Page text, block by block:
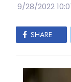
9/28/2022
SHARE